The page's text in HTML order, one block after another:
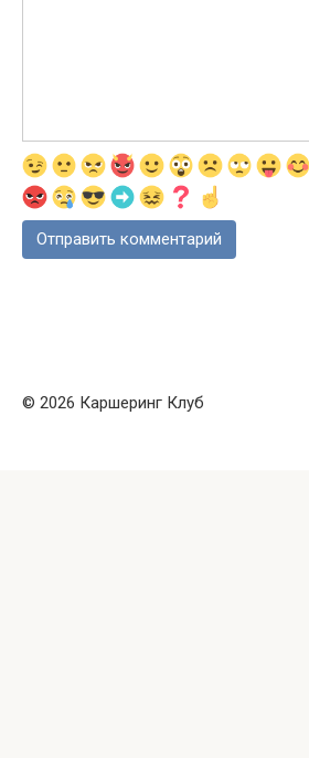
© 2026 Каршеринг Клуб